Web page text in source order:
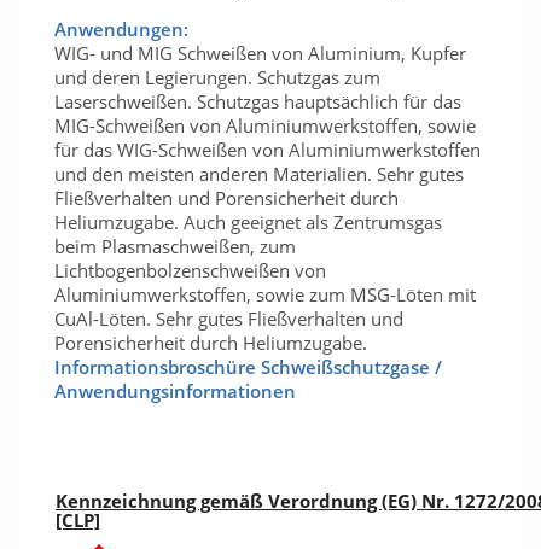
Anwendungen:
WIG- und MIG Schweißen von Aluminium, Kupfer
und deren Legierungen. Schutzgas zum
Laserschweißen. Schutzgas hauptsächlich für das
MIG-Schweißen von Aluminiumwerkstoffen, sowie
für das WIG-Schweißen von Aluminiumwerkstoffen
und den meisten anderen Materialien. Sehr gutes
Fließverhalten und Porensicherheit durch
Heliumzugabe. Auch geeignet als Zentrumsgas
beim Plasmaschweißen, zum
Lichtbogenbolzenschweißen von
Aluminiumwerkstoffen, sowie zum MSG-Löten mit
CuAl-Löten. Sehr gutes Fließverhalten und
Porensicherheit durch Heliumzugabe.
Informationsbroschüre Schweißschutzgase /
Anwendungsinformationen
Kennzeichnung gemäß Verordnung (EG) Nr. 1272/
[CLP]